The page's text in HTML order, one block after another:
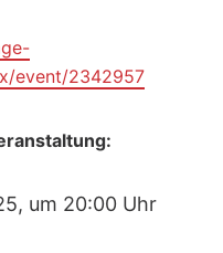
event/2342957
um 20:00 Uhr